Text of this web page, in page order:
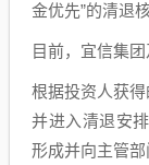
金优先”的清退
目前，宜信集
根据投资人获得
并进入清退安
形成并向主管部